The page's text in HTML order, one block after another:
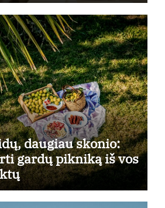
daugiau skonio:
gardų pikniką iš vos